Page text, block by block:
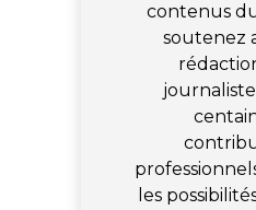
contenus
soutenez
les